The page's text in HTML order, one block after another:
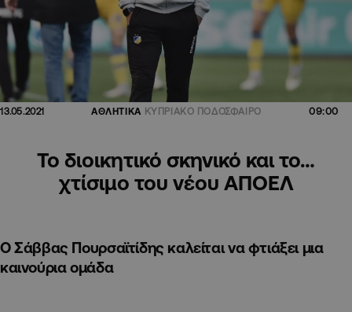
13.05.2021 ΑΘΛΗΤΙΚΑ ΚΥΠΡΙΑΚΟ ΠΟΔΟΣΦΑΙΡΟ 09:00
Το διοικητικό σκηνικό και το…
χτίσιμο του νέου ΑΠΟΕΛ
Ο Σάββας Πουρσαϊτίδης καλείται να φτιάξει μια
καινούρια ομάδα